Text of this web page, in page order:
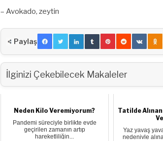
– Avokado, zeytin
Paylaş
İlginizi Çekebilecek Makaleler
Neden Kilo Veremiyorum?
Pandemi süreciyle birlikte evde
geçirilen zamanın artıp
hareketliliğin...
Tatilde Alınan
Yaz yavaş
nedeniyle